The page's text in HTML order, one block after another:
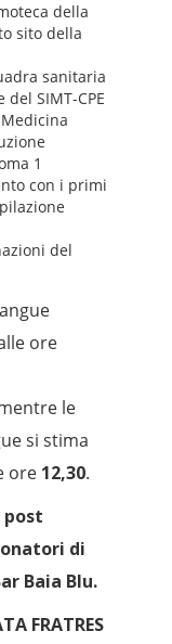
della
sito della
sanitaria
del SIMT-CPE
1
con i primi
del
ore
le
si stima
ore 12,30.
post
di
Baia Blu.
FRATRES